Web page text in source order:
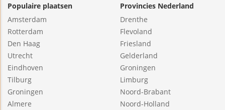
Populaire plaatsen
Amsterdam
Rotterdam
Den Haag
Utrecht
Eindhoven
Tilburg
Groningen
Almere
Provincies Nederland
Drenthe
Flevoland
Friesland
Gelderland
Groningen
Limburg
Noord-Brabant
Noord-Holland